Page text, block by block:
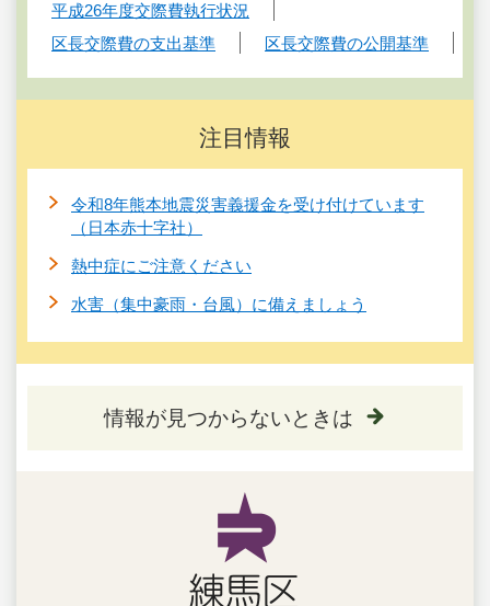
平成26年度交際費執行状況
区長交際費の支出基準
区長交際費の公開基準
注目情報
令和8年熊本地震災害義援金を受け付けています
（日本赤十字社）
熱中症にご注意ください
水害（集中豪雨・台風）に備えましょう
情報が見つからないときは